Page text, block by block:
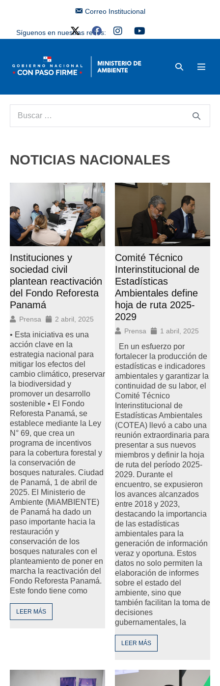
Correo Institucional
Síguenos en nuestras redes:
NOTICIAS NACIONALES
Instituciones y
sociedad civil
plantean reactivación
del Fondo Reforesta
Panamá
Prensa 2 abril, 2025
• Esta iniciativa es una
acción clave en la
estrategia nacional para
mitigar los efectos del
cambio climático, preservar
la biodiversidad y
promover un desarrollo
sostenible • El Fondo
Reforesta Panamá, se
establece mediante la Ley
N° 69, que crea un
programa de incentivos
para la cobertura forestal y
la conservación de
bosques naturales. Ciudad
de Panamá, 1 de abril de
2025. El Ministerio de
Ambiente (MiAMBIENTE)
de Panamá ha dado un
paso importante hacia la
restauración y
conservación de los
bosques naturales con el
planteamiento de poner en
marcha la reactivación del
Fondo Reforesta Panamá.
Este fondo tiene como
LEER MÁS
Comité Técnico
Interinstitucional de
Estadísticas
Ambientales define
hoja de ruta 2025-
2029
Prensa 1 abril, 2025
En un esfuerzo por
fortalecer la producción de
estadísticas e indicadores
ambientales y garantizar la
continuidad de su labor, el
Comité Técnico
Interinstitucional de
Estadísticas Ambientales
(COTEA) llevó a cabo una
reunión extraordinaria para
presentar a sus nuevos
miembros y definir la hoja
de ruta del período 2025-
2029. Durante el
encuentro, se expusieron
los avances alcanzados
entre 2018 y 2023,
destacando la importancia
de las estadísticas
ambientales para la
generación de información
veraz y oportuna. Estos
datos no solo permiten la
elaboración de informes
sobre el estado del
ambiente, sino que
también facilitan la toma de
decisiones
gubernamentales, la
LEER MÁS